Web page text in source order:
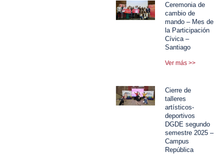
Ceremonia de
cambio de
mando – Mes de
la Participación
Cívica –
Santiago
Ver más >>
Cierre de
talleres
artísticos-
deportivos
DGDE segundo
semestre 2025 –
Campus
República